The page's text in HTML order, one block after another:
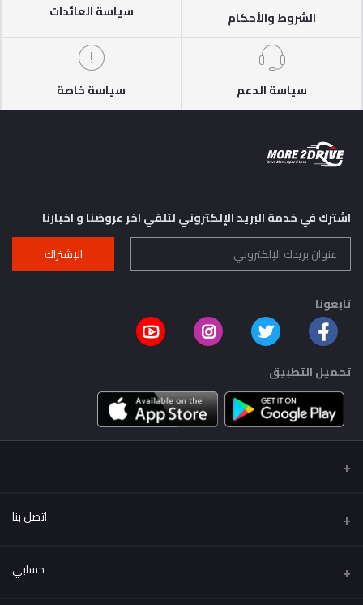
الشروط والأحكام سياسة العائدات
سياسة الدعم سياسة خاصة
اشترك في خدمة البريد الإلكتروني لتلقي اخر عروضنا و اخبارنا
الإشتراك
تابعونا
تحميل التطبيق
اتصل بنا
عنوان
..
حسابي